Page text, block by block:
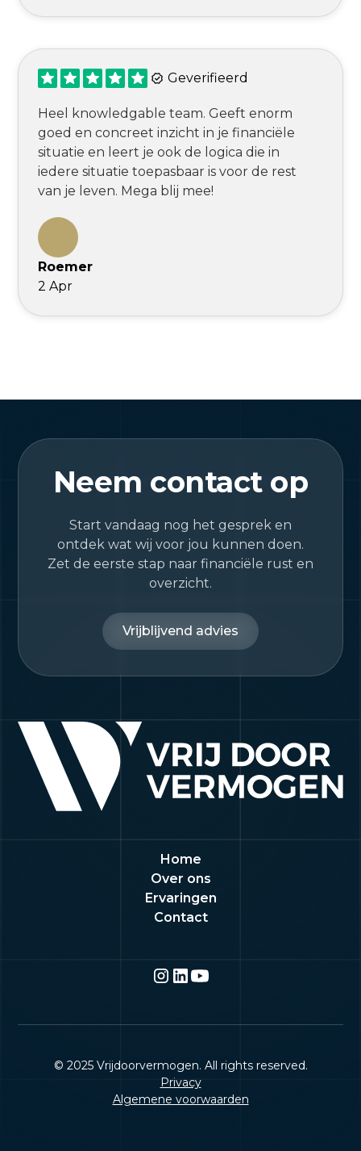
Geverifieerd
Heel knowledgable team. Geeft enorm
goed en concreet inzicht in je financiële
situatie en leert je ook de logica die in
iedere situatie toepasbaar is voor de rest
van je leven. Mega blij mee!
Roemer
2 Apr
Neem contact op
Start vandaag nog het gesprek en
ontdek wat wij voor jou kunnen doen.
Zet de eerste stap naar financiële rust en
overzicht.
Vrijblijvend advies
Home
Over ons
Ervaringen
Contact
© 2025 Vrijdoorvermogen. All rights reserved.
Privacy
Algemene voorwaarden